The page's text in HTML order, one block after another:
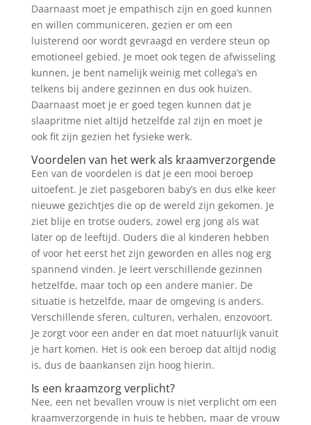
Daarnaast moet je empathisch zijn en goed kunnen
en willen communiceren, gezien er om een
luisterend oor wordt gevraagd en verdere steun op
emotioneel gebied. Je moet ook tegen de afwisseling
kunnen, je bent namelijk weinig met collega’s en
telkens bij andere gezinnen en dus ook huizen.
Daarnaast moet je er goed tegen kunnen dat je
slaapritme niet altijd hetzelfde zal zijn en moet je
ook fit zijn gezien het fysieke werk.
Voordelen van het werk als kraamverzorgende
Een van de voordelen is dat je een mooi beroep
uitoefent. Je ziet pasgeboren baby’s en dus elke keer
nieuwe gezichtjes die op de wereld zijn gekomen. Je
ziet blije en trotse ouders, zowel erg jong als wat
later op de leeftijd. Ouders die al kinderen hebben
of voor het eerst het zijn geworden en alles nog erg
spannend vinden. Je leert verschillende gezinnen
hetzelfde, maar toch op een andere manier. De
situatie is hetzelfde, maar de omgeving is anders.
Verschillende sferen, culturen, verhalen, enzovoort.
Je zorgt voor een ander en dat moet natuurlijk vanuit
je hart komen. Het is ook een beroep dat altijd nodig
is, dus de baankansen zijn hoog hierin.
Is een kraamzorg verplicht?
Nee, een net bevallen vrouw is niet verplicht om een
kraamverzorgende in huis te hebben, maar de vrouw